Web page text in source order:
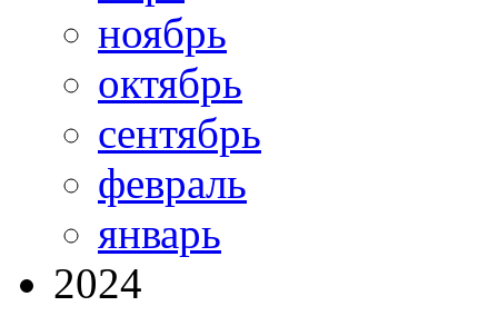
ноябрь
октябрь
сентябрь
февраль
январь
2024